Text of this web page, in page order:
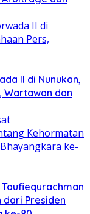
II di Nunukan,
Wartawan dan
Taufiequrachman
dari Presiden